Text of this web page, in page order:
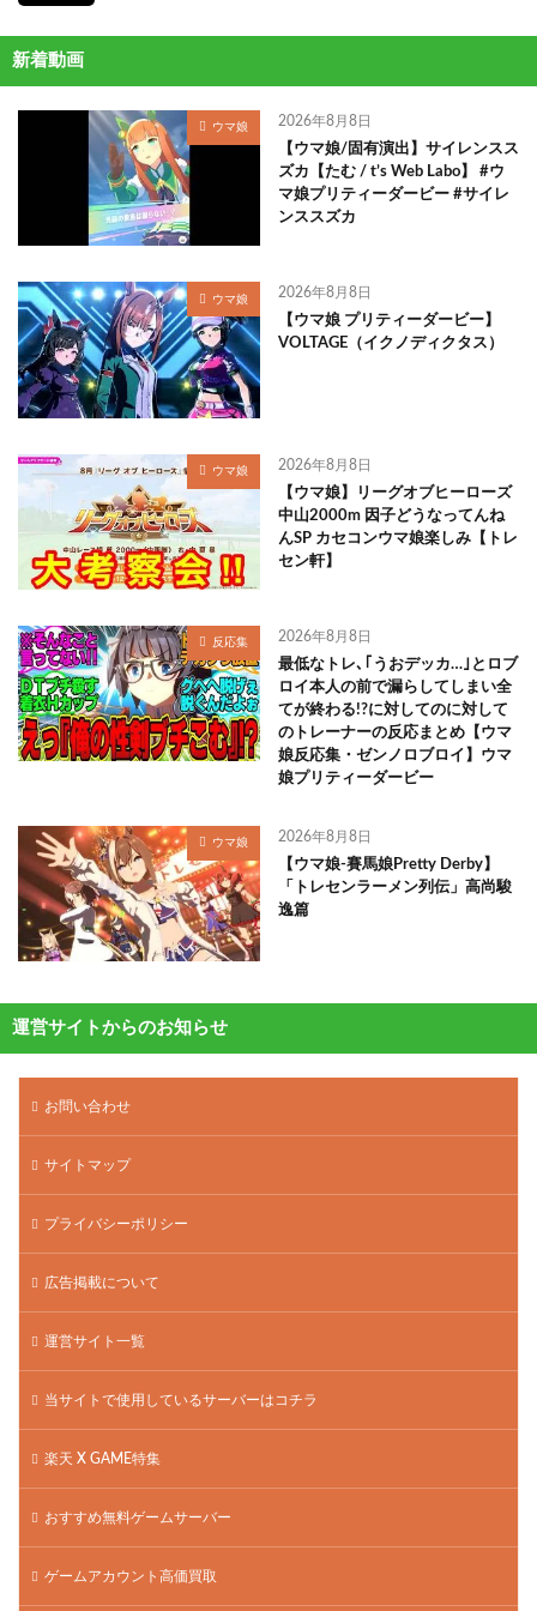
新着動画
ウマ娘 2026年8月8日
【ウマ娘/固有演出】サイレンスス
ズカ【たむ / t’s Web Labo】 #ウ
マ娘プリティーダービー #サイレ
ンススズカ
ウマ娘 2026年8月8日
【ウマ娘 プリティーダービー】
VOLTAGE（イクノディクタス）
ウマ娘 2026年8月8日
【ウマ娘】リーグオブヒーローズ
中山2000m 因子どうなってんね
んSP カセコンウマ娘楽しみ【トレ
セン軒】
反応集 2026年8月8日
最低なトレ､｢うおデッカ…｣とロブ
ロイ本人の前で漏らしてしまい全
てが終わる!?に対してのに対して
のトレーナーの反応まとめ【ウマ
娘反応集・ゼンノロブロイ】ウマ
娘プリティーダービー
ウマ娘 2026年8月8日
【ウマ娘-賽馬娘Pretty Derby】
「トレセンラーメン列伝」高尚駿
逸篇
運営サイトからのお知らせ
お問い合わせ
サイトマップ
プライバシーポリシー
広告掲載について
運営サイト一覧
当サイトで使用しているサーバーはコチラ
楽天 X GAME特集
おすすめ無料ゲームサーバー
ゲームアカウント高価買取